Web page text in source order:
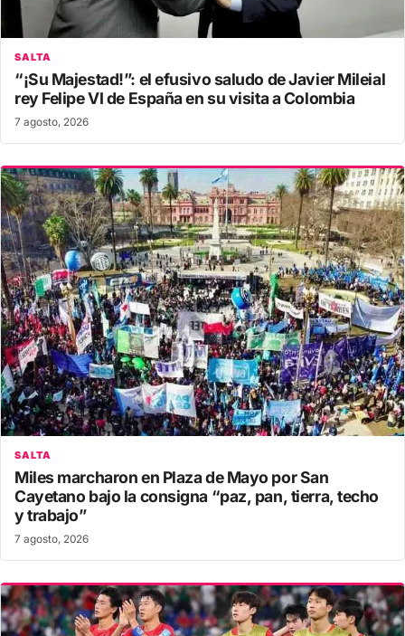
SALTA
“¡Su Majestad!”: el efusivo saludo de Javier Mileial
rey Felipe VI de España en su visita a Colombia
7 agosto, 2026
SALTA
Miles marcharon en Plaza de Mayo por San
Cayetano bajo la consigna “paz, pan, tierra, techo
y trabajo”
7 agosto, 2026